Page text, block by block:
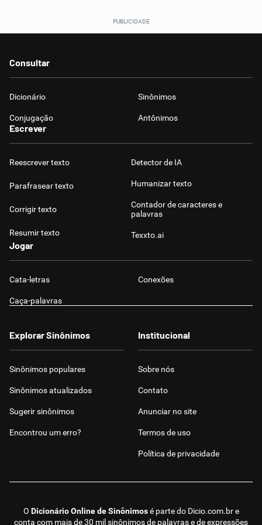
Consultar
Dicionário Sinônimos
Conjugação Antônimos
Escrever
Reescrever texto
Parafrasear texto
Corrigir texto
Resumir texto
Detector de IA
Humanizar texto
Contador de caracteres e
palavras
Texxto.ai
Jogar
Cata-letras Conexões
Caça-palavras
O Dicionário Online de Sinônimosé parte do Dicio.com.bre
conta com mais de 30 mil sinônimos de palavras e de expressões
Explorar Sinônimos
Sinônimos populares
Sinônimos atualizados
Sugerir sinônimos
Encontrou um erro?
Institucional
Sobre nós
Contato
Anunciar no site
Termos de uso
Política de privacidade